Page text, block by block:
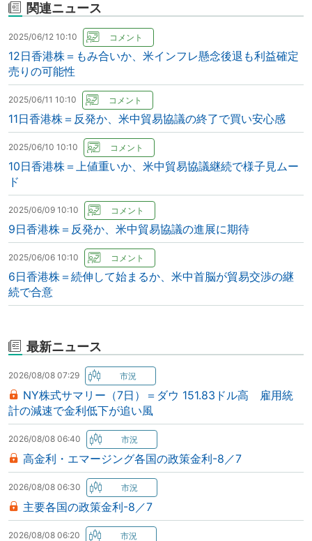
関連ニュース
2025/06/12 10:10
12日香港株＝もみ合いか、米インフレ懸念後退も利益確定
売りの可能性
2025/06/11 10:10
11日香港株＝反発か、米中貿易協議の終了で買い安心感
2025/06/10 10:10
10日香港株＝上値重いか、米中貿易協議継続で様子見ムー
ド
2025/06/09 10:10
9日香港株＝反発か、米中貿易協議の進展に期待
2025/06/06 10:10
6日香港株＝続伸して始まるか、米中首脳が貿易交渉の継
続で合意
最新ニュース
2026/08/08 07:29
NY株式サマリー（7日）＝ダウ 151.83ドル高 雇用統
計の減速で金利低下が追い風
2026/08/08 06:40
高金利・エマージング各国の政策金利-8／7
2026/08/08 06:30
主要各国の政策金利-8／7
2026/08/08 06:20